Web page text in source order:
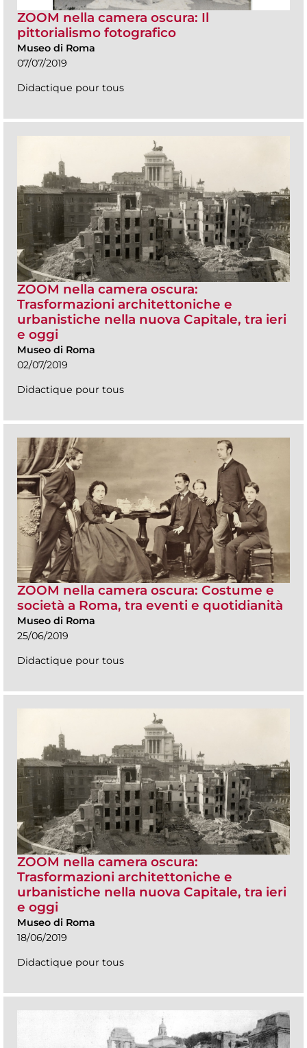
ZOOM nella camera oscura: Il
pittorialismo fotografico
Museo di Roma
07/07/2019
Didactique pour tous
ZOOM nella camera oscura:
Trasformazioni architettoniche e
urbanistiche nella nuova Capitale, tra ieri
e oggi
Museo di Roma
02/07/2019
Didactique pour tous
ZOOM nella camera oscura: Costume e
società a Roma, tra eventi e quotidianità
Museo di Roma
25/06/2019
Didactique pour tous
ZOOM nella camera oscura:
Trasformazioni architettoniche e
urbanistiche nella nuova Capitale, tra ieri
e oggi
Museo di Roma
18/06/2019
Didactique pour tous